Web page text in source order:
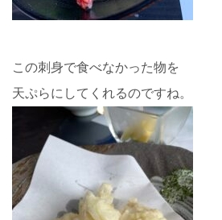
この刺身で食べなかった物を
天ぷらにしてくれるのですね。